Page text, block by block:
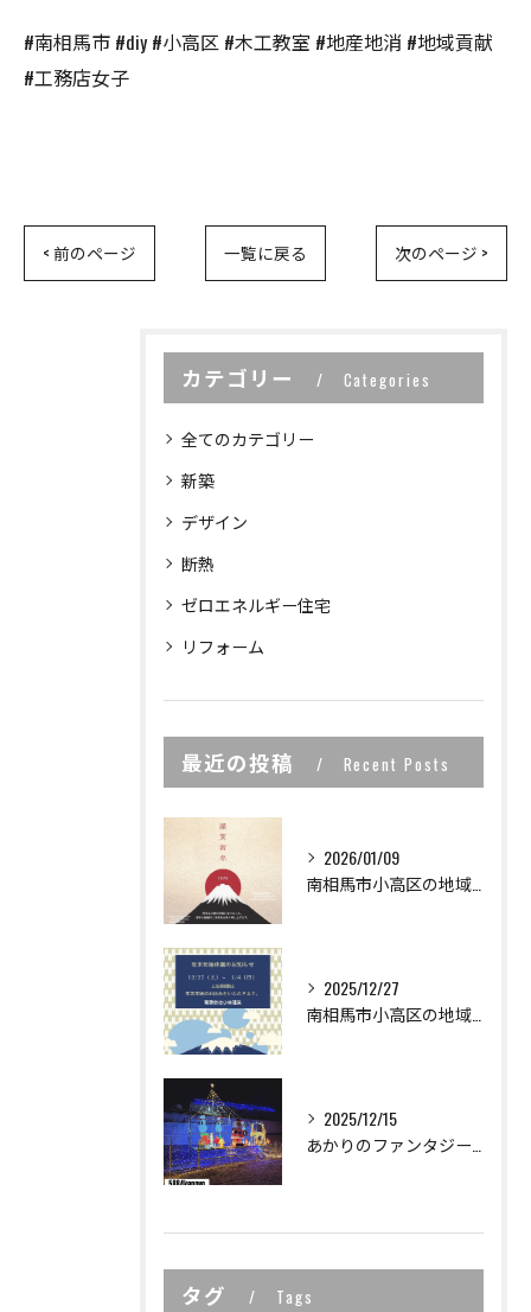
#南相馬市 #diy #小高区 #木工教室 #地産地消 #地域貢献
#工務店女子
< 前のページ 一覧に戻る 次のページ >
カテゴリー Categories
全てのカテゴリー
新築
デザイン
断熱
ゼロエネルギー住宅
リフォーム
最近の投稿 Recent Posts
2026/01/09
2025/12/27
2025/12/15
タグ Tags